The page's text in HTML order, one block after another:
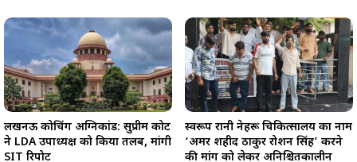
लखनऊ कोचिंग अग्निकांड: सुप्रीम कोर्ट
ने LDA उपाध्यक्ष को किया तलब, मांगी
SIT रिपोर्ट
स्वरूप रानी नेहरू चिकित्सालय का नाम
‘अमर शहीद ठाकुर रोशन सिंह’ करने
की मांग को लेकर अनिश्चितकालीन